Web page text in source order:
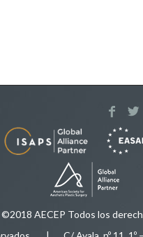
©2018 AECEP Todos los